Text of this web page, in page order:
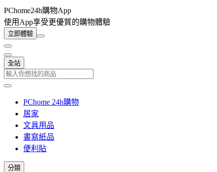
PChome24h購物App
使用App享受更優質的購物體驗
立即體驗
全站
PChome 24h購物
居家
文具用品
書寫紙品
便利貼
分類